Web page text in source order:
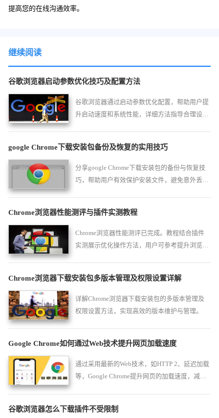
提高您的在线沟通效率。
继续阅读
谷歌浏览器启动参数优化技巧及配置方法
谷歌浏览器通过启动参数优化配置，帮助用户提
升启动速度和系统性能，详细方法指导合理设
google Chrome下载安装包备份及恢复的实用技巧
分享google Chrome下载安装包的备份与恢复技
巧，帮助用户有效保护安装文件，避免意外丢
Chrome浏览器性能测评与插件实测教程
Chrome浏览器性能测评已完成。教程结合插件
实测展示优化操作方法，用户可参考提升浏览器
Chrome浏览器下载安装包多版本管理及权限设置详解
详解Chrome浏览器下载安装包的多版本管理及
权限设置方法，实现高效的版本维护与管理。
Google Chrome如何通过Web技术提升网页加载速度
通过采用最新的Web技术，如HTTP 2、延迟加载
等，Google Chrome提升网页的加载速度，减少
谷歌浏览器怎么下载插件不受限制